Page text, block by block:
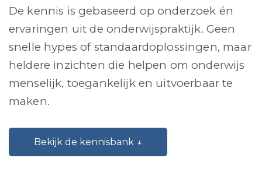
De kennis is gebaseerd op onderzoek én
ervaringen uit de onderwijspraktijk. Geen
snelle hypes of standaardoplossingen, maar
heldere inzichten die helpen om onderwijs
menselijk, toegankelijk en uitvoerbaar te
maken.
Bekijk de kennisbank ↓